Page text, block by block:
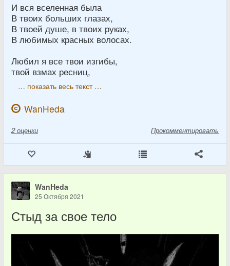
И вся вселенная была
В твоих больших глазах,
В твоей душе, в твоих руках,
В любимых красных волосах.
Любил я все твои изгибы,
твой взмах ресниц,
… показать весь текст …
WanHeda
2 оценки Прокомментировать
WanHeda
25 Октября 2021
Стыд за свое тело